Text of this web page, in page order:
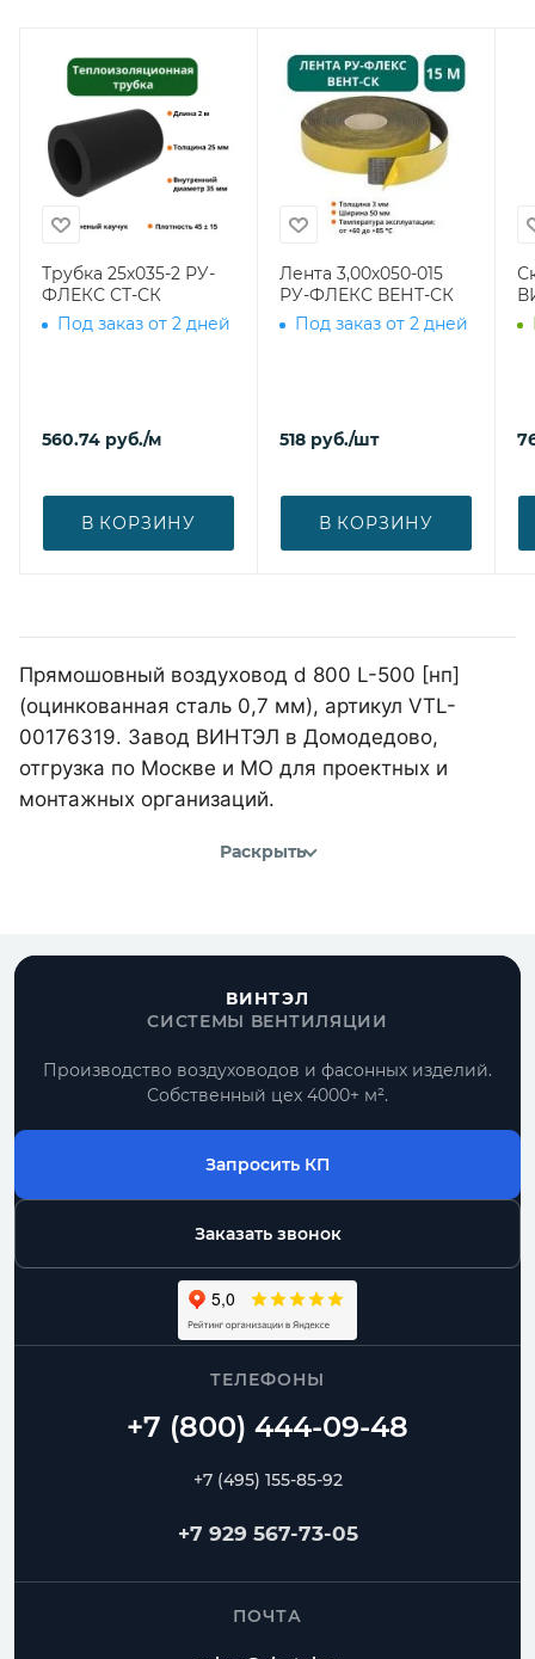
Трубка 25х035-2 РУ-
ФЛЕКС СТ-СК
Под заказ от 2 дней
560.74 руб./м
В КОРЗИНУ
Лента 3,00х050-015
РУ-ФЛЕКС ВЕНТ-СК
Под заказ от 2 дней
518 руб./шт
В КОРЗИНУ
Прямошовный воздуховод d 800 L-500 [нп]
(оцинкованная сталь 0,7 мм), артикул VTL-
00176319. Завод ВИНТЭЛ в Домодедово,
отгрузка по Москве и МО для проектных и
монтажных организаций.
Раскрыть
ВИНТЭЛ
СИСТЕМЫ ВЕНТИЛЯЦИИ
Производство воздуховодов и фасонных изделий.
Собственный цех 4000+ м².
Запросить КП
Заказать звонок
ТЕЛЕФОНЫ
+7 (495) 155-85-92
+7 929 567-73-05
ПОЧТА